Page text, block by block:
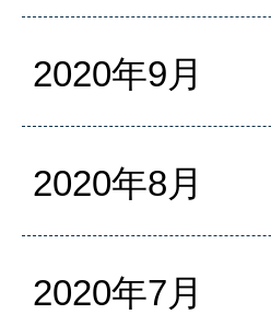
2020年9月
2020年8月
2020年7月